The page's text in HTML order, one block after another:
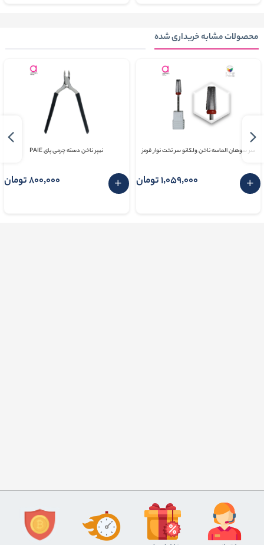
محصولات مشابه خریداری شده
سر سوهان الماسه ناخن ولکانو سر تخت نوار قرمز
1٬059٬000 تومان
نیپر ناخن دسته چرمی پای PAIE
800٬000 تومان